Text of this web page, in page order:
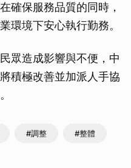
確保服務品質的同時，
環境下安心執行勤務。
眾造成影響與不便，中
積極改善並加派人手協
#調整 #整體